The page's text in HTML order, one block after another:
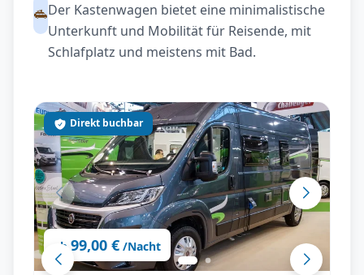
Der Kastenwagen bietet eine minimalistische
Unterkunft und Mobilität für Reisende, mit
Schlafplatz und meistens mit Bad.
ab 99,00 € /Nacht
Direkt buchbar